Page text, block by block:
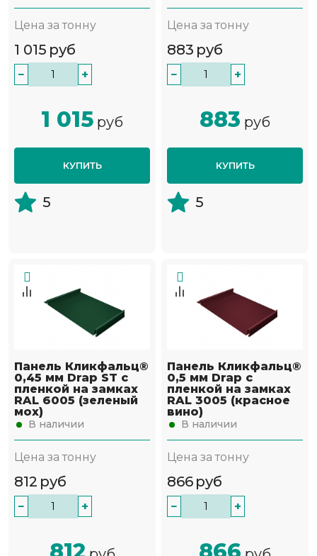
Цена за тонну
1 015 руб
− +
1 015 руб
КУПИТЬ
5
Цена за тонну
883 руб
− +
883 руб
КУПИТЬ
5
Панель Кликфальц®
0,45 мм Drap ST с
пленкой на замках
RAL 6005 (зеленый
мох)
В наличии
Цена за тонну
812 руб
− +
Панель Кликфальц®
0,5 мм Drap с
пленкой на замках
RAL 3005 (красное
вино)
В наличии
Цена за тонну
866 руб
− +